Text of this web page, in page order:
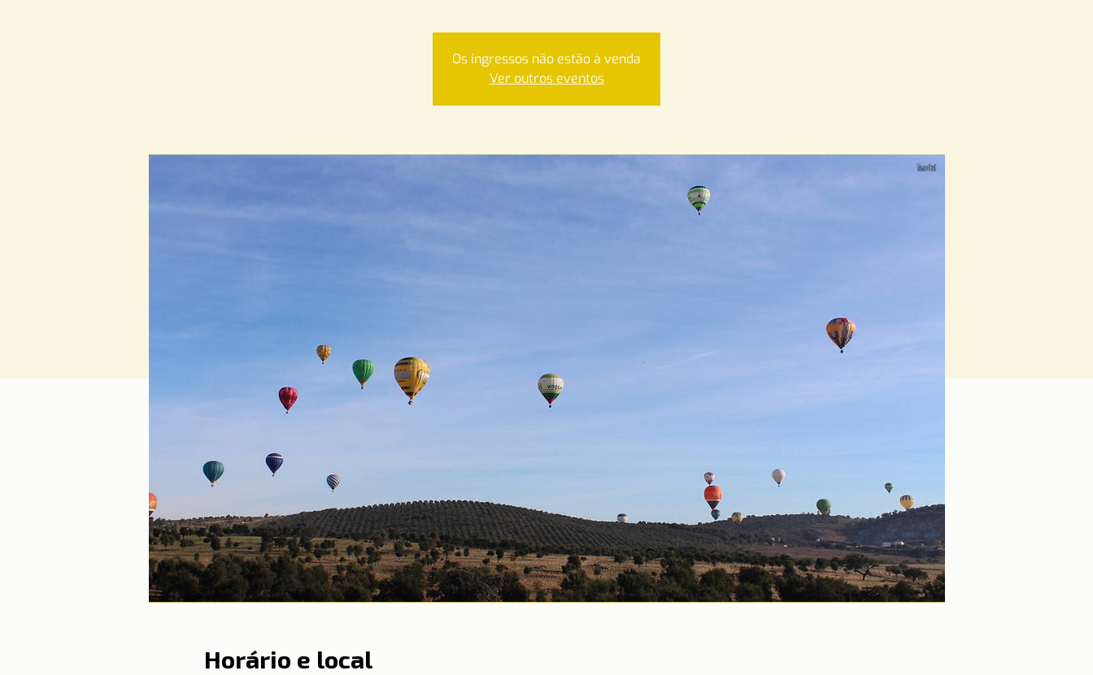
Os ingressos não estão à venda
Ver outros eventos
Horário e local